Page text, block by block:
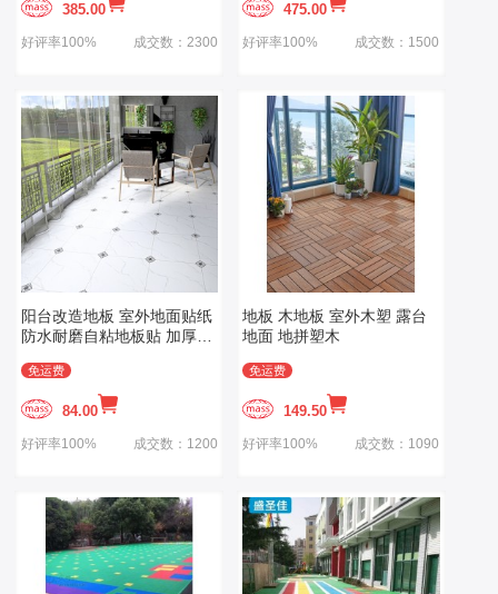
385.00
好评率100% 成交数：2300
475.00
好评率100% 成交数：1500
阳台改造地板 室外地面贴纸
防水耐磨自粘地板贴 加厚地
免运费
84.00
好评率100% 成交数：1200
地板 木地板 室外木塑 露台
地面 地拼塑木
免运费
149.50
好评率100% 成交数：1090